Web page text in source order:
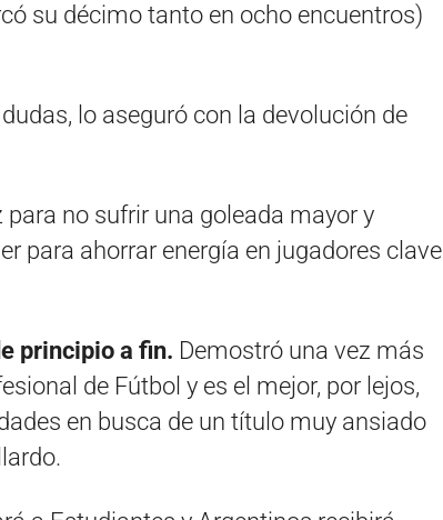
su décimo tanto en ocho encuentros)
lo aseguró con la devolución de
no sufrir una goleada mayor y
para ahorrar energía en jugadores clave
principio a fin. Demostró una vez más
de Fútbol y es el mejor, por lejos,
en busca de un título muy ansiado